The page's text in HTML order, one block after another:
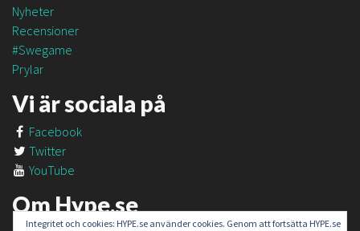
Nyheter
Recensioner
#Swegame
Prylar
Vi är sociala på
Facebook
Twitter
YouTube
Om Hype.se
Integritet och cookies: HYPE.se använder cookies. Genom att fortsätta HYPE.se